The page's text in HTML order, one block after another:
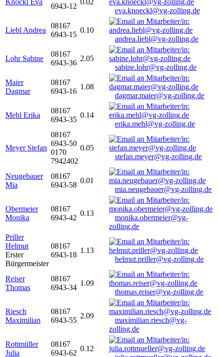
Knöckl Eva
6943-12
0.02
eva.knoeckl@vg-zolling.de
Liebl Andrea
08167
6943-15
0.10
andrea.liebl@vg-zolling.de
Lohr Sabine
08167
6943-36
2.05
sabine.lohr@vg-zolling.de
Maier
Dagmar
08167
6943-16
1.08
dagmar.maier@vg-zolling.de
Mehl Erika
08167
6943-35
0.14
erika.mehl@vg-zolling.de
Meyer Stefan
08167
6943-50
0170
7942402
0.05
stefan.meyer@vg-zolling.de
Neugebauer
Mia
08167
6943-58
0.01
mia.neugebauer@vg-zolling.de
Obermeier
Monika
08167
6943-42
0.13
monika.obermeier@vg-
zolling.de
Priller
Helmut
Erster
Bürgermeister
08167
6943-18
1.13
helmut.priller@vg-zolling.de
Reiser
Thomas
08167
6943-34
1.09
thomas.reiser@vg-zolling.de
Riesch
Maximilian
08167
6943-55
2.09
maximilian.riesch@vg-
zolling.de
Rottmüller
Julia
08167
6943-62
0.12